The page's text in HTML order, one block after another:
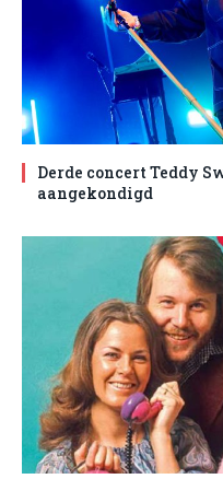
Derde concert Teddy
aangekondigd